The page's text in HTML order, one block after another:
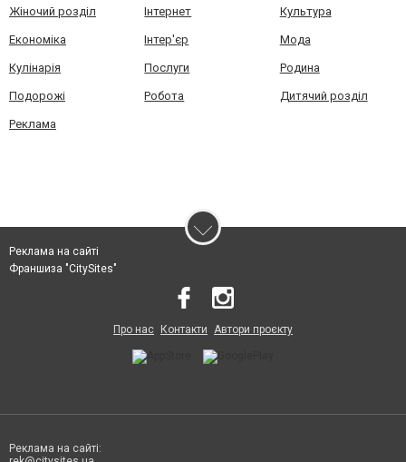
Жіночий розділ Інтернет Культура
Економіка Інтер'єр Мода
Кулінарія Послуги Родина
Подорожі Робота Дитячий розділ
Реклама
Реклама на сайті
Франшиза "CitySites"
Про нас Контакти Автори проєкту
Реклама на сайті: